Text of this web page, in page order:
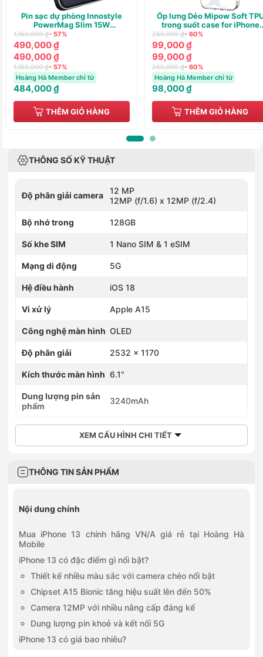
Pin sạc dự phòng Innostyle
PowerMag Slim 15W
(WIRELESS) PD/QC3.0 20W
10000m
1,150,000 ₫- 57%
490,000 ₫
490,000 ₫
1,150,000 ₫- 57%
Hoàng Hà Member chỉ từ
484,000 ₫
THÊM GIỎ HÀNG
Ốp lưng Dẻo Mipow Soft
trong suốt case for iPhone
13/14
250,000 ₫- 60%
99,000 ₫
99,000 ₫
250,000 ₫- 60%
Hoàng Hà Member chỉ từ
98,000 ₫
THÊM GIỎ HÀNG
THÔNG SỐ KỸ THUẬT
Độ phân giải camera
12 MP
12MP (f/1.6) x 12MP (f/2.4)
Bộ nhớ trong 128GB
Số khe SIM 1 Nano SIM & 1 eSIM
Mạng di động 5G
Hệ điều hành iOS 18
Vi xử lý Apple A15
Công nghệ màn hình OLED
Độ phân giải 2532 x 1170
Kích thước màn hình 6.1"
Dung lượng pin sản
phẩm
3240mAh
XEM CẤU HÌNH CHI TIẾT
THÔNG TIN SẢN PHẨM
Nội dung chính
Mua iPhone 13 chính hãng VN/A giá rẻ tại Hoàng Hà
Mobile
iPhone 13 có đặc điểm gì nổi bật?
Thiết kế nhiều màu sắc với camera chéo nổi bật
Chipset A15 Bionic tăng hiệu suất lên đến 50%
Camera 12MP với nhiều nâng cấp đáng kể
Dung lượng pin khoẻ và kết nối 5G
iPhone 13 có giá bao nhiêu?